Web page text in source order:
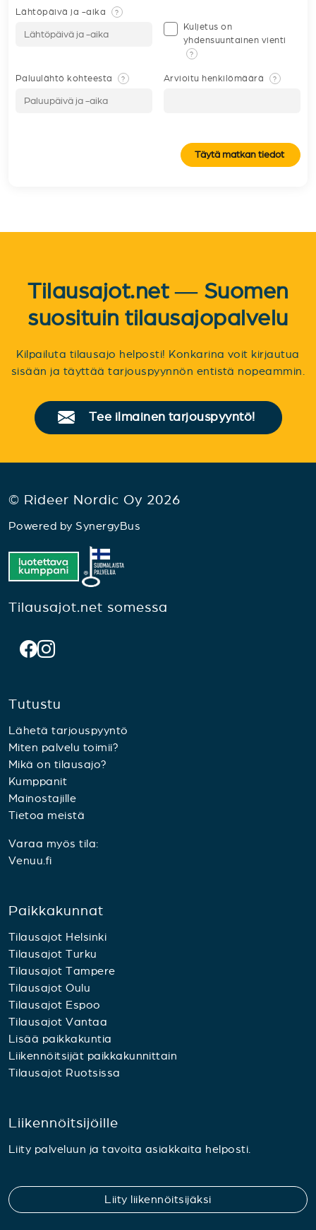
Lähtöpäivä ja -aika ?
Kuljetus on
yhdensuuntainen vienti
?
Paluulähtö kohteesta ? Arvioitu henkilömäärä ?
Täytä matkan tiedot
Tilausajot.net — Suomen
suosituin tilausajopalvelu
Kilpailuta tilausajo helposti! Konkarina voit kirjautua
sisään ja täyttää tarjouspyynnön entistä nopeammin.
Tee ilmainen tarjouspyyntö!
© Rideer Nordic Oy 2026
Powered by SynergyBus
Tilausajot.net somessa
Tutustu
Lähetä tarjouspyyntö
Miten palvelu toimii?
Mikä on tilausajo?
Kumppanit
Mainostajille
Tietoa meistä
Varaa myös tila:
Venuu.fi
Paikkakunnat
Tilausajot Helsinki
Tilausajot Turku
Tilausajot Tampere
Tilausajot Oulu
Tilausajot Espoo
Tilausajot Vantaa
Lisää paikkakuntia
Liikennöitsijät paikkakunnittain
Tilausajot Ruotsissa
Liikennöitsijöille
Liity palveluun ja tavoita asiakkaita helposti.
Liity liikennöitsijäksi